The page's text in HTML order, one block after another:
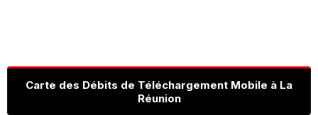
Carte des Débits de Téléchargement Mobile à La
Réunion